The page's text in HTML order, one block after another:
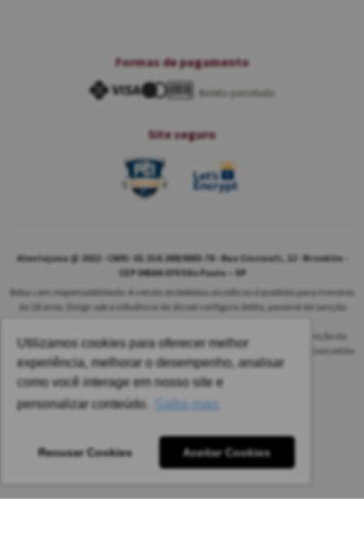
Utilizamos cookies para oferecer melhor
experiência, melhorar o desempenho, analisar
como você interage em nosso site e
personalizar conteúdo.
Saiba mais
Recusar Cookies Aceitar Cookies
Formas de pagamento
Boleto parcelado
Site seguro
Alentejana @ 2022 - CNPJ: 02.314.269/0001-78 - Rua Cincinati, 12 - Brooklin -
CEP 04564-070 São Paulo – SP
Beba com responsabilidade. A venda de bebidas alcoólicas é proibida para menores
de 18 anos. Dirigir sob a influência de álcool configura delito, passível de sanção
As safras dos vinhos poderão ser diferentes das informadas no site em função da
disponibilidade do nosso estoque. Alteração de preços e condições comerciais estão
sujeitas a alteração sem aviso prévio.
Pedido mínimo: R$ 1.650,00 para todas as regiões.
Imagens meramente ilustrativas.